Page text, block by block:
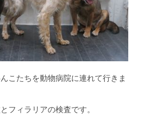
こたちを動物病院に連れて行きま
フィラリアの検査です。